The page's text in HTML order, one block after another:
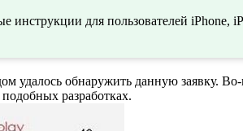
инструкции для пользователей iPhone,
удалось обнаружить данную заявку.
разработках.